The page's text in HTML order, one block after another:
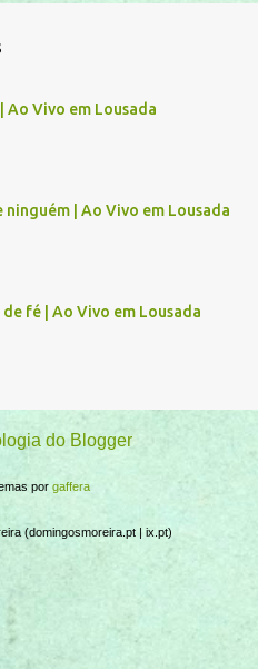
Ao Vivo em Lousada
| Ao Vivo em Lousada
fé | Ao Vivo em Lousada
do Blogger
por gaffera
(domingosmoreira.pt | ix.pt)